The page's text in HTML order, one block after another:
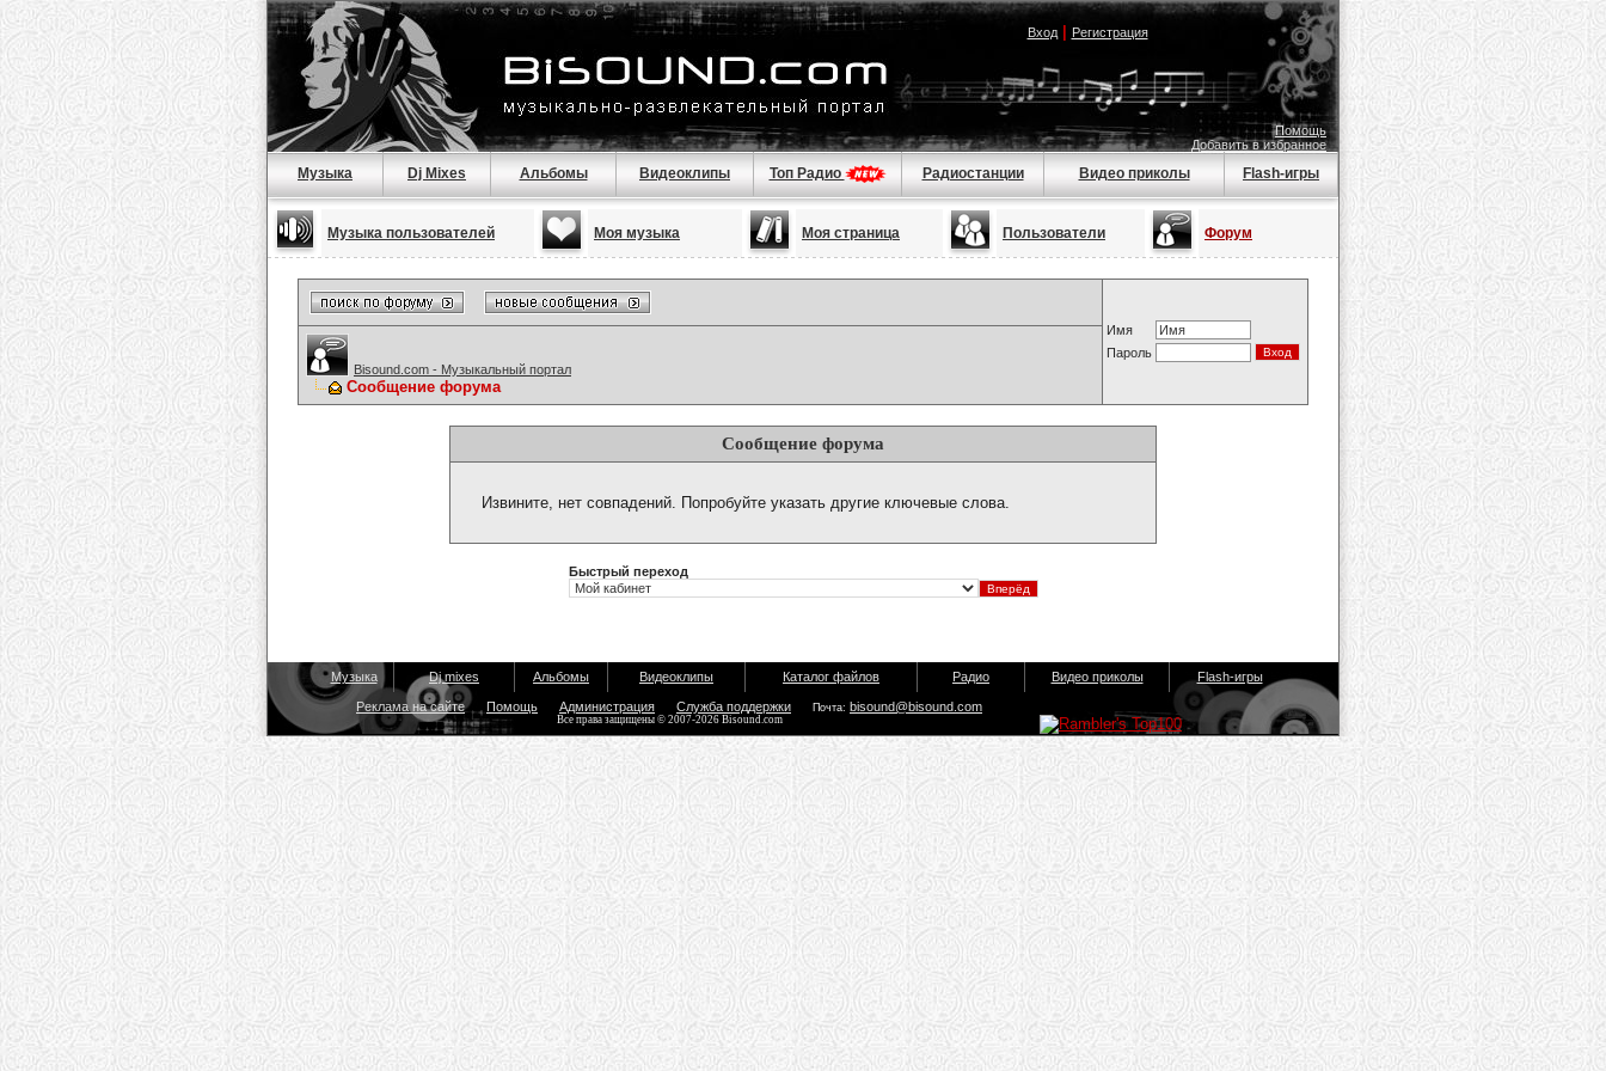
Вход| Регистрация
Помощь
Добавить в избранное
Музыка Dj Mixes Альбомы Видеоклипы Топ Радио Радиостанции Видео приколы Flash-игры
Музыка пользователей Моя музыка Моя страница Пользователи Форум
Имя
Пароль
Bisound.com - Музыкальный портал
Сообщение форума
Сообщение форума
Извините, нет совпадений. Попробуйте указать другие ключевые слова.
Быстрый переход
Музыка Dj mixes Альбомы Видеоклипы Каталог файлов Радио Видео приколы Flash-игры
Реклама на сайте Помощь Администрация Служба поддержки Почта: bisound@bisound.com
Все права защищены © 2007-2026 Bisound.com